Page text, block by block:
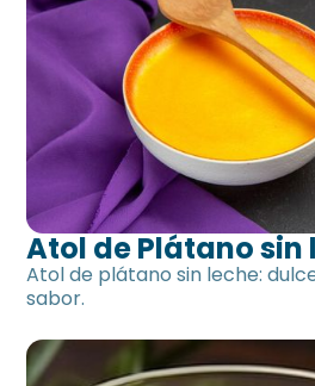
Atol de Plátano sin
Atol de plátano sin leche:
sabor.